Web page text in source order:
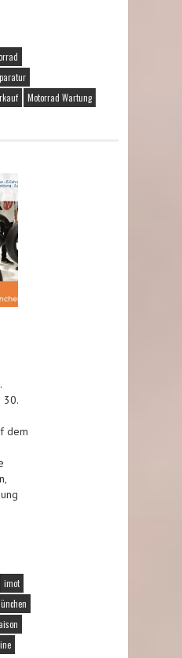
Motorrad Wartung
30.
dem
imot